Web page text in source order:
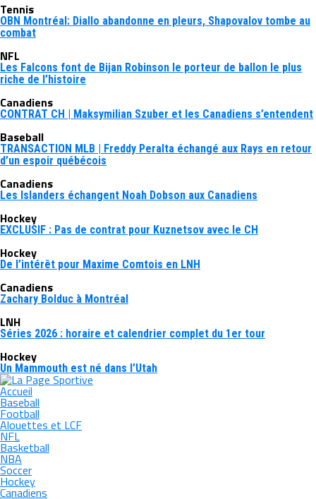
Tennis
OBN Montréal: Diallo abandonne en pleurs, Shapovalov tombe au
combat
NFL
Les Falcons font de Bijan Robinson le porteur de ballon le plus
riche de l’histoire
Canadiens
CONTRAT CH | Maksymilian Szuber et les Canadiens s’entendent
Baseball
TRANSACTION MLB | Freddy Peralta échangé aux Rays en retour
d’un espoir québécois
Canadiens
Les Islanders échangent Noah Dobson aux Canadiens
Hockey
EXCLUSIF : Pas de contrat pour Kuznetsov avec le CH
Hockey
De l’intérêt pour Maxime Comtois en LNH
Canadiens
Zachary Bolduc à Montréal
LNH
Séries 2026 : horaire et calendrier complet du 1er tour
Hockey
Un Mammouth est né dans l’Utah
Accueil
Baseball
Football
Alouettes et LCF
NFL
Basketball
NBA
Soccer
Hockey
Canadiens